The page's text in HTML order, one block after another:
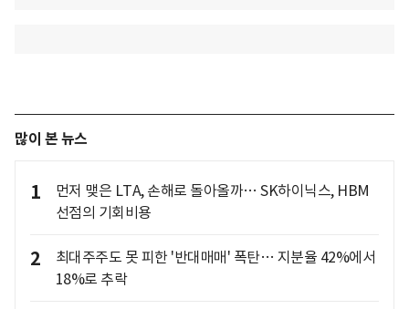
많이 본 뉴스
1
먼저 맺은 LTA, 손해로 돌아올까… SK하이닉스, HBM
선점의 기회비용
2
최대주주도 못 피한 '반대매매' 폭탄… 지분율 42%에서
18%로 추락